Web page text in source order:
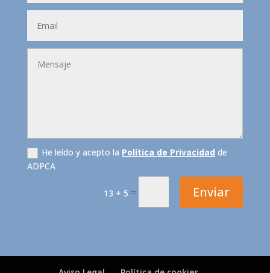
He leído y acepto la Política de Privacidad de
ADPCA
13 + 5 = Enviar